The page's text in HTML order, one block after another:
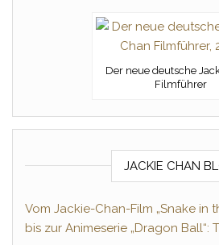
Der neue deutsche
Filmführer
JACKIE CHAN
Vom Jackie-Chan-Film „Snake in
bis zur Animeserie „Dragon Ball“: